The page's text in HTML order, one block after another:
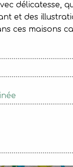
délicatesse,
et des
ces maisons